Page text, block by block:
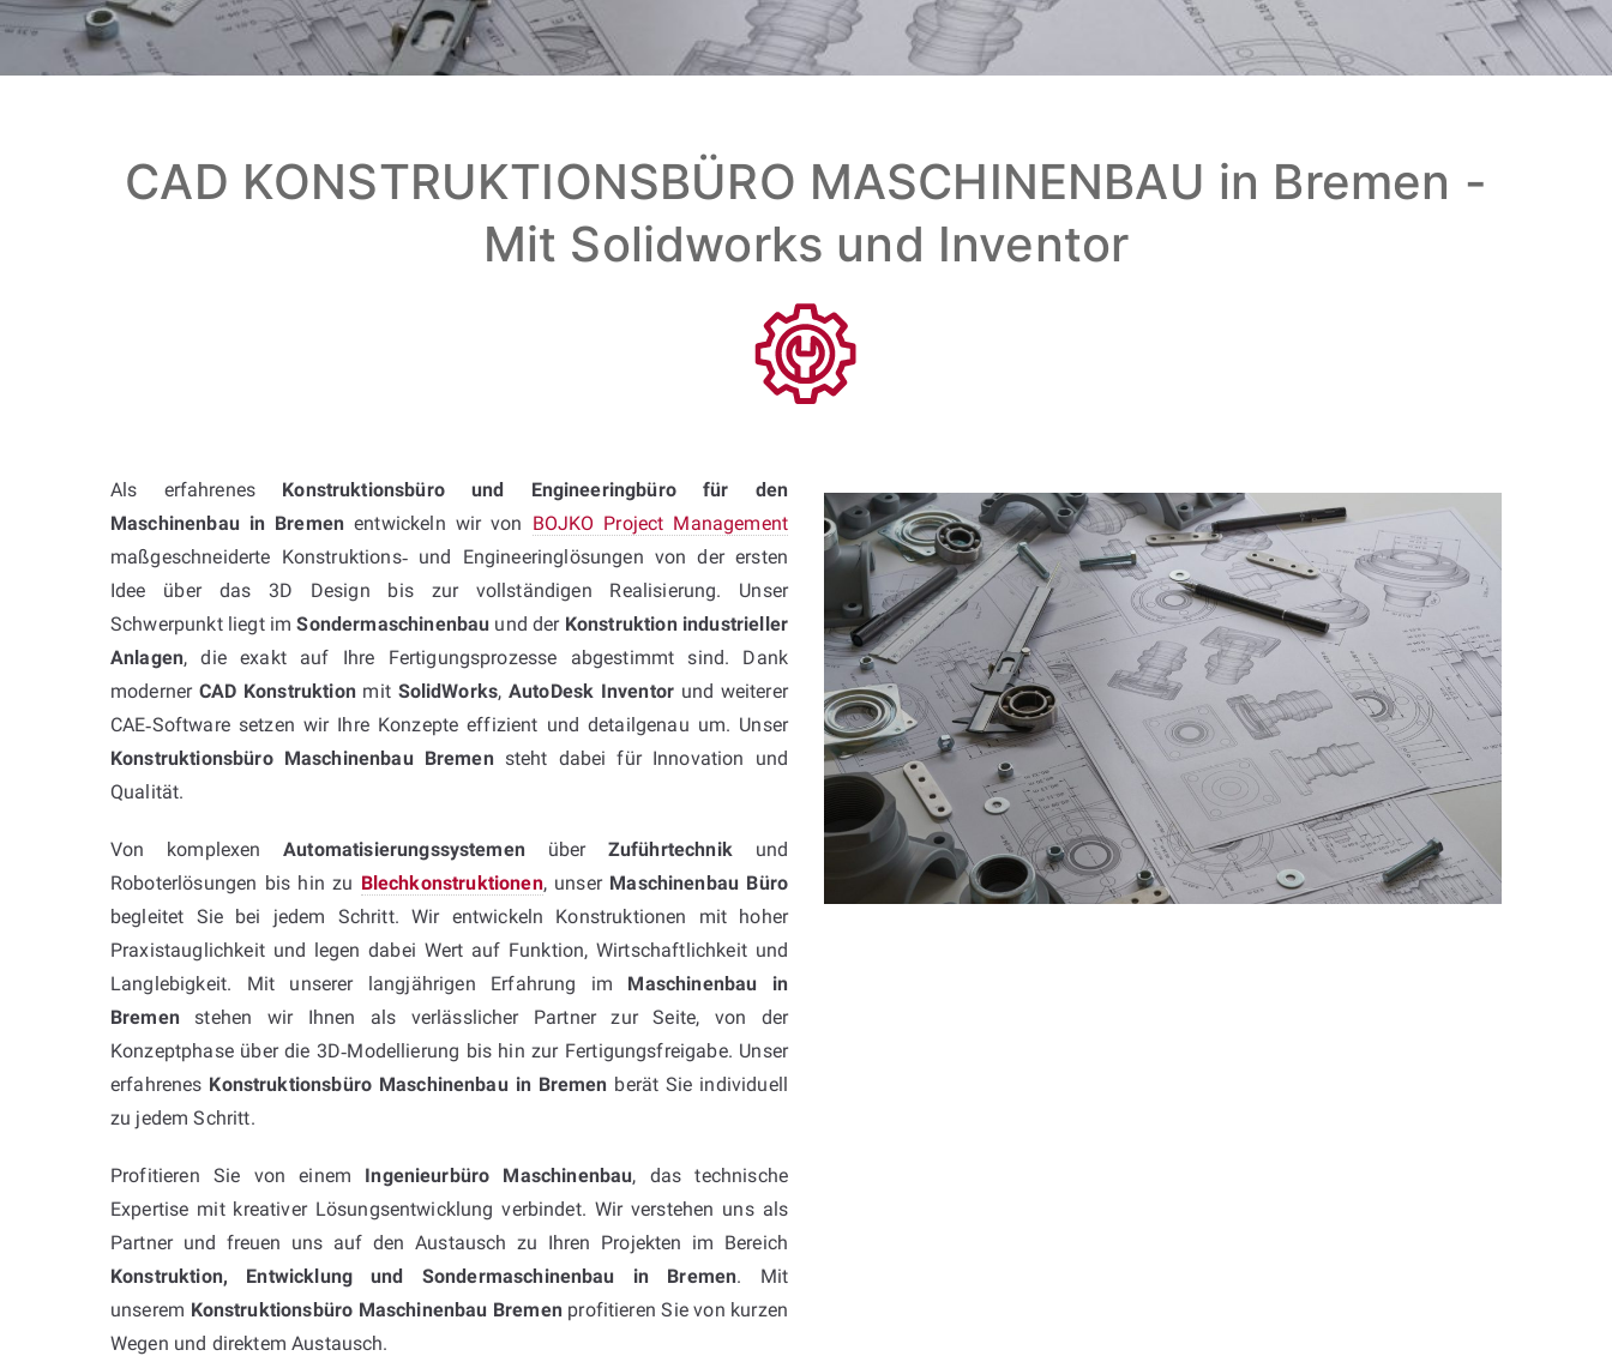
CAD KONSTRUKTIONSBÜRO MASCHINENBAU in Bremen -
Mit Solidworks und Inventor
Als erfahrenes Konstruktionsbüro und Engineeringbüro für den
Maschinenbau in Bremen entwickeln wir von BOJKO Project Management
maßgeschneiderte Konstruktions‑ und Engineeringlösungen von der ersten
Idee über das 3D Design bis zur vollständigen Realisierung. Unser
Schwerpunkt liegt imSondermaschinenbau und der Konstruktion industrieller
Anlagen, die exakt auf Ihre Fertigungsprozesse abgestimmt sind. Dank
moderner CAD Konstruktionmit SolidWorks, AutoDesk Inventor und weiterer
CAE‑Software setzen wir Ihre Konzepte effizient und detailgenau um. Unser
Konstruktionsbüro Maschinenbau Bremensteht dabei für Innovation und
Qualität.
Von komplexenAutomatisierungssystemenüber Zuführtechnik und
Roboterlösungen bis hin zu Blechkonstruktionen, unser Maschinenbau Büro
begleitet Sie bei jedem Schritt. Wir entwickeln Konstruktionen mit hoher
Praxistauglichkeit und legen dabei Wert auf Funktion, Wirtschaftlichkeit und
Langlebigkeit. Mit unserer langjährigen Erfahrung im Maschinenbau in
Bremenstehen wir Ihnen als verlässlicher Partner zur Seite, von der
Konzeptphase über die 3D‑Modellierung bis hin zur Fertigungsfreigabe. Unser
erfahrenes Konstruktionsbüro Maschinenbau in Bremen berät Sie individuell
zu jedem Schritt.
Profitieren Sie von einem Ingenieurbüro Maschinenbau, das technische
Expertise mit kreativer Lösungsentwicklung verbindet. Wir verstehen uns als
Partner und freuen uns auf den Austausch zu Ihren Projekten im Bereich
Konstruktion, Entwicklung und Sondermaschinenbau in Bremen. Mit
unserem Konstruktionsbüro Maschinenbau Bremenprofitieren Sie von kurzen
Wegen und direktem Austausch.